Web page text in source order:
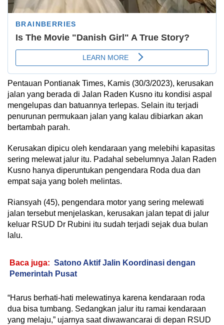
Pentauan Pontianak Times, Kamis (30/3/2023), kerusakan
jalan yang berada di Jalan Raden Kusno itu kondisi aspal
mengelupas dan batuannya terlepas. Selain itu terjadi
penurunan permukaan jalan yang kalau dibiarkan akan
bertambah parah.
Kerusakan dipicu oleh kendaraan yang melebihi kapasitas
sering melewat jalur itu. Padahal sebelumnya Jalan Raden
Kusno hanya diperuntukan pengendara Roda dua dan
empat saja yang boleh melintas.
Riansyah (45), pengendara motor yang sering melewati
jalan tersebut menjelaskan, kerusakan jalan tepat di jalur
keluar RSUD Dr Rubini itu sudah terjadi sejak dua bulan
lalu.
Baca juga: Satono Aktif Jalin Koordinasi dengan
Pemerintah Pusat
“Harus berhati-hati melewatinya karena kendaraan roda
dua bisa tumbang. Sedangkan jalur itu ramai kendaraan
yang melaju,” ujarnya saat diwawancarai di depan RSUD